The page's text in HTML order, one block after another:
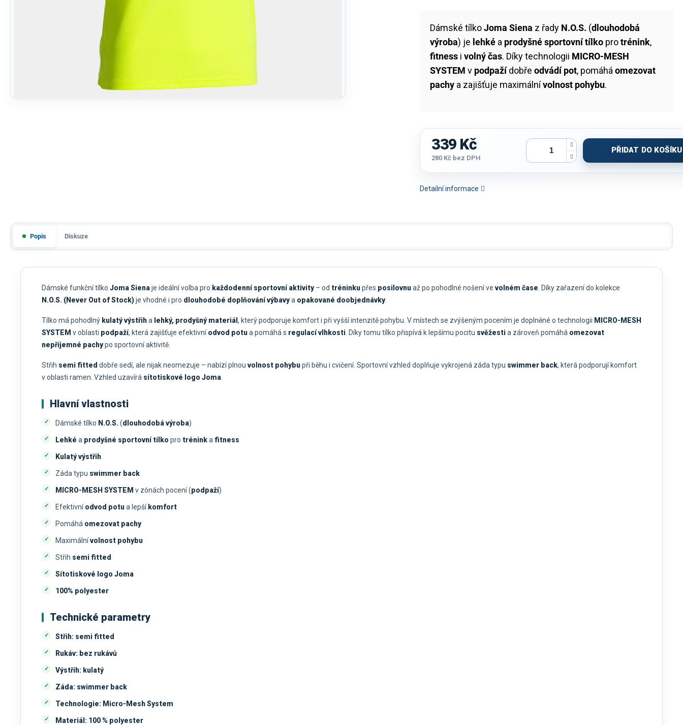
Dámské tílkoJoma Siena z řady N.O.S. (dlouhodobá
výroba) je lehké a prodyšné sportovní tílko protrénink,
fitness ivolný čas. Díky technologii MICRO-MESH
SYSTEM v podpažídobřeodvádí pot, pomáháomezovat
pachy a zajišťuje maximálnívolnost pohybu.
Detailní informace
339 Kč
280 Kč bez DPH
PŘIDAT DO KOŠÍKU
Popis Diskuze
Dámské funkční tílko Joma Sienaje ideální volba pro každodenní sportovní aktivity– od tréninkupřes posilovnuaž po pohodlné nošení ve volném čase . Díky zařazení do kolekce
N.O.S. (Never Out of Stock)je vhodné i pro dlouhodobé doplňování výbavya opakované doobjednávky.
Tílko má pohodlný kulatý výstřiha lehký, prodyšný materiál , který podporuje komfort i při vyšší intenzitě pohybu. V místech se zvýšeným pocením je doplněné o technologii MICRO-MESH
SYSTEM v oblasti podpaží, která zajišťuje efektivníodvod potua pomáhá s regulací vlhkosti . Díky tomu tílko přispívá k lepšímu pocitu svěžestia zároveň pomáhá omezovat
nepříjemné pachypo sportovní aktivitě.
Střih semi fitted dobře sedí, ale nijak neomezuje – nabízí plnou volnost pohybupři běhu i cvičení. Sportovní vzhled doplňuje vykrojená záda typu swimmer back, která podporují komfort
v oblasti ramen. Vzhled uzavírá sítotiskové logo Joma
Hlavní vlastnosti
Dámské tílko N.O.S. (dlouhodobá výroba)
Lehké a prodyšné sportovní tílko pro tréninka fitness
Kulatý výstřih
Záda typu swimmer back
MICRO-MESH SYSTEM v zónách pocení (podpaží)
Efektivníodvod potua lepší komfort
Pomáhá omezovat pachy
Maximálnívolnost pohybu
Střih semi fitted
Sítotiskové logo Joma
100% polyester
Technické parametry
Střih: semi fitted
Rukáv: bez rukávů
Výstřih: kulatý
Záda: swimmer back
Technologie: Micro-Mesh System
Materiál: 100 % polyester